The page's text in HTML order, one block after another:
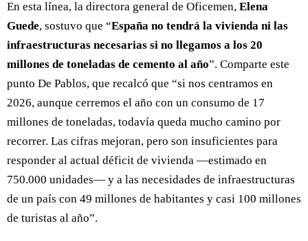
En esta línea, la directora general de Oficemen, Elena
Guede, sostuvo que “España no tendrá la vivienda ni las
infraestructuras necesarias si no llegamos a los 20
millones de toneladas de cemento al año”. Comparte este
punto De Pablos, que recalcó que “si nos centramos en
2026, aunque cerremos el año con un consumo de 17
millones de toneladas, todavía queda mucho camino por
recorrer. Las cifras mejoran, pero son insuficientes para
responder al actual déficit de vivienda —estimado en
750.000 unidades— y a las necesidades de infraestructuras
de un país con 49 millones de habitantes y casi 100 millones
de turistas al año”.